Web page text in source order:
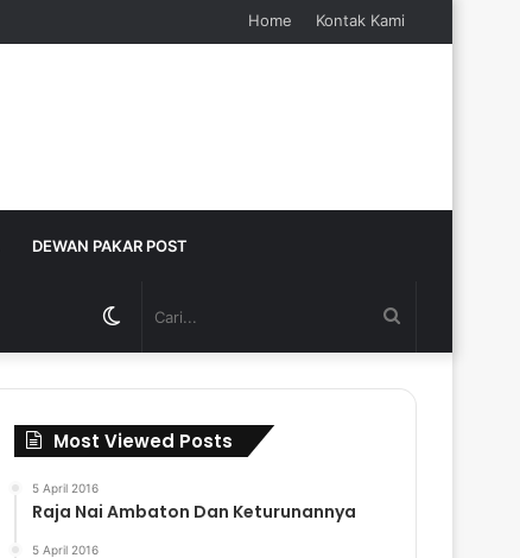
Home Kontak Kami
DEWAN PAKAR POST
Switch
skin
Most Viewed Posts
5 April 2016
Raja Nai Ambaton Dan Keturunannya
5 April 2016